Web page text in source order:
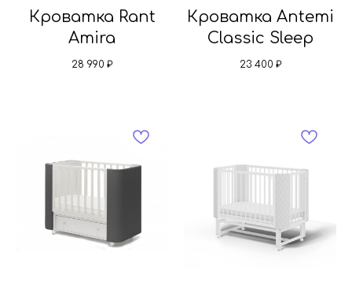
Кроватка Rant
Amira
28 990 ₽
Кроватка Antemi
Classic Sleep
23 400 ₽